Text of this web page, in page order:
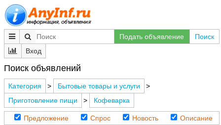
Подать объявление
Поиск
Вход
Поиск объявлений
Категория > Бытовые товары и услуги
>
Приготовление пищи
> Кофеварка
Предложение Спрос Новость Описание